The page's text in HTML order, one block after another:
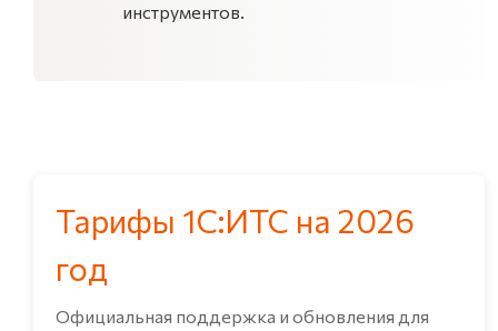
инструментов.
Тарифы 1С:ИТС на 2026
год
Официальная поддержка и обновления для